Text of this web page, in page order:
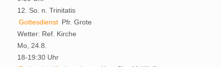
12. So. n. Trinitatis
Gottesdienst Pfr. Grote
Wetter: Ref. Kirche
Mo, 24.8.
18-19:30 Uhr